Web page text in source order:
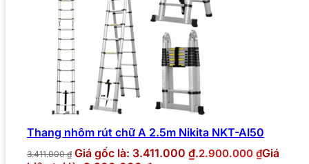
Thang nhôm rút chữ A 2.5m Nikita NKT-AI50
3.411.000₫ Giá gốc là: 3.411.000 ₫.2.900.000 ₫Giá